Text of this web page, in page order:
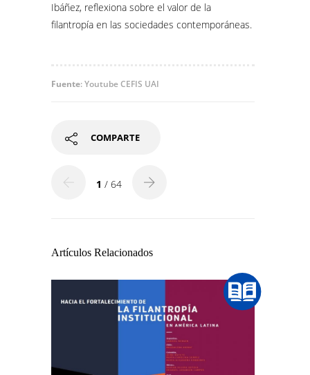
Ibáñez, reflexiona sobre el valor de la
filantropía en las sociedades contemporáneas.
Fuente: Youtube CEFIS UAI
COMPARTE
1 / 64
Artículos Relacionados